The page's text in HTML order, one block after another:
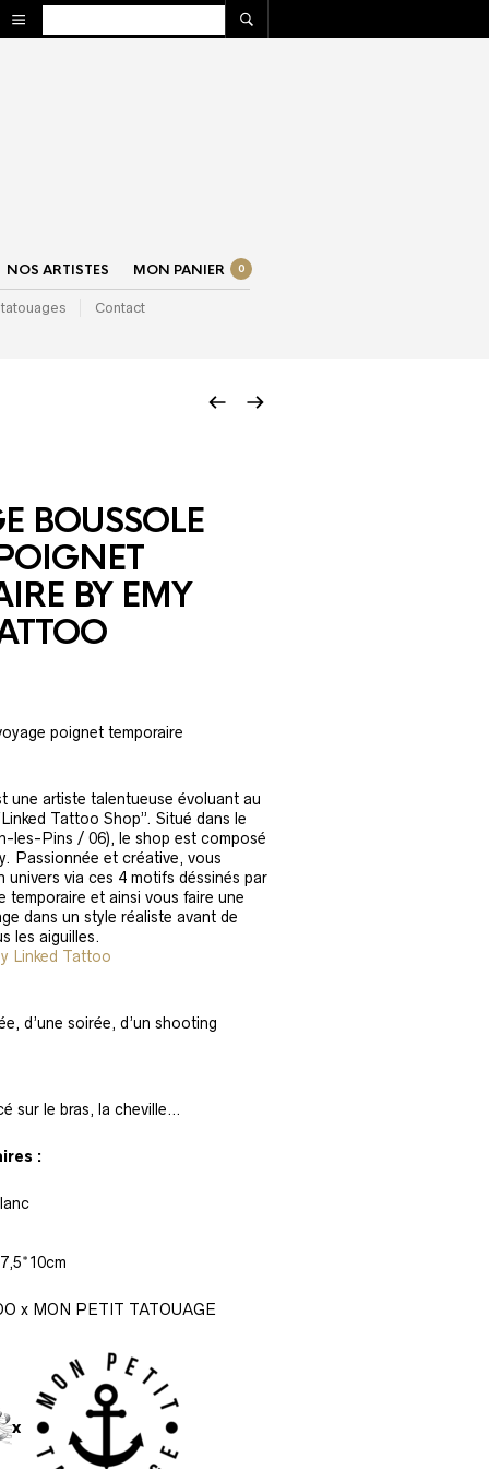
NOS ARTISTES MON PANIER 0
Contact
BOUSSOLE
BY EMY
poignet temporaire
une artiste talentueuse évoluant au
Tattoo Shop”. Situé dans le
les-Pins / 06), le shop est composé
Passionnée et créative, vous
univers via ces 4 motifs déssinés par
temporaire et ainsi vous faire une
dans un style réaliste avant de
les aiguilles.
Linked Tattoo
d’une soirée, d’un shooting
sur le bras, la cheville…
:
x MON PETIT TATOUAGE
x